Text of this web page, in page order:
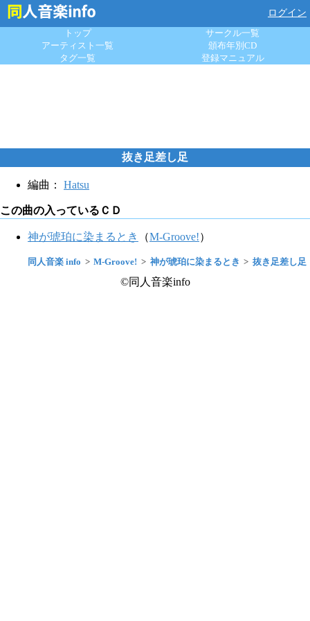
ログイン
トップ
サークル一覧
アーティスト一覧
頒布年別CD
タグ一覧
登録マニュアル
抜き足差し足
編曲： Hatsu
この曲の入っているＣＤ
神が琥珀に染まるとき （M-Groove!）
同人音楽 info M-Groove! 神が琥珀に染まるとき 抜き足差し足
©同人音楽info